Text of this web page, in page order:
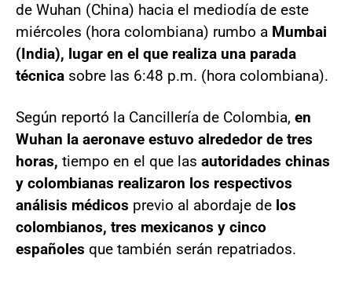
de Wuhan (China) hacia el mediodía de este
miércoles (hora colombiana) rumbo a Mumbai
(India), lugar en el que realiza una parada
técnica sobre las 6:48 p.m. (hora colombiana).
Según reportó la Cancillería de Colombia, en
Wuhan la aeronave estuvo alrededor de tres
horas, tiempo en el que las autoridades chinas
y colombianas realizaron los respectivos
análisis médicos previo al abordaje de los
colombianos, tres mexicanos y cinco
españoles que también serán repatriados.